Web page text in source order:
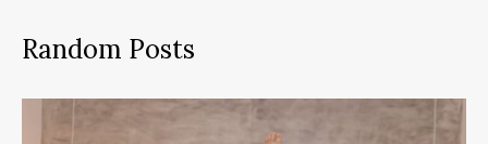
Random Posts